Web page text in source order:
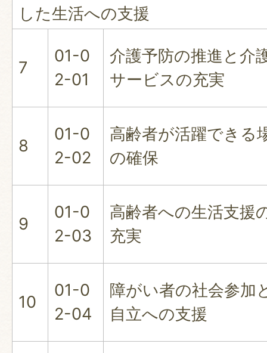
した生活への支援
7
01-0
2-01
介護予防の推進と介
サービスの充実
8
01-0
2-02
高齢者が活躍できる
の確保
9
01-0
2-03
高齢者への生活支援
充実
10
01-0
2-04
障がい者の社会参加
自立への支援